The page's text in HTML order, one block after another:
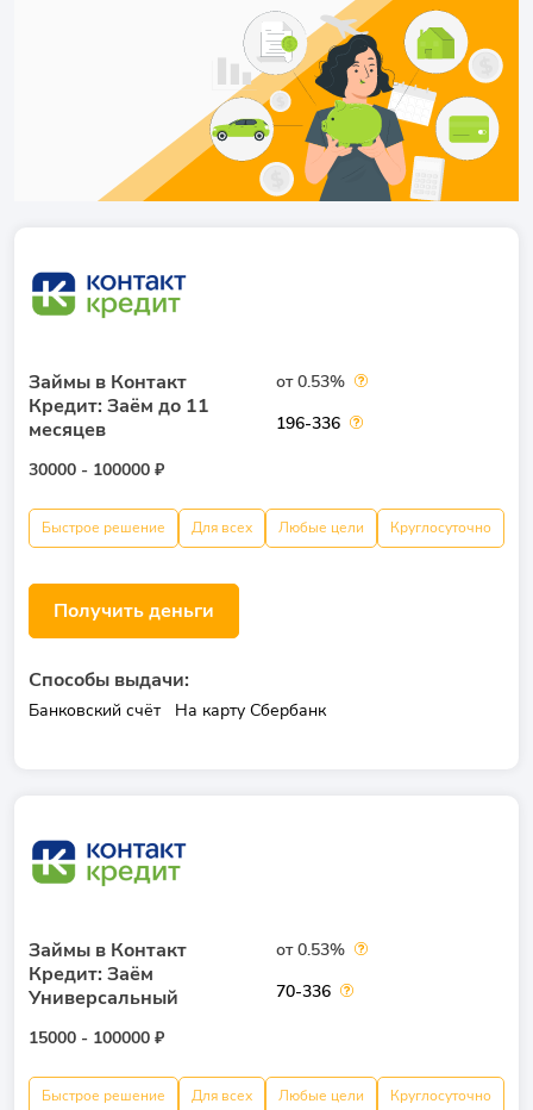
Займы в Контакт
Кредит: Заём до 11
месяцев
30000 - 100000 ₽
от 0.53%
196-336
Быстрое решение Для всех Любые цели Круглосуточно
Получить деньги
Способы выдачи:
Банковский счёт На карту Сбербанк
Займы в Контакт
Кредит: Заём
Универсальный
15000 - 100000 ₽
от 0.53%
70-336
Быстрое решение Для всех Любые цели Круглосуточно